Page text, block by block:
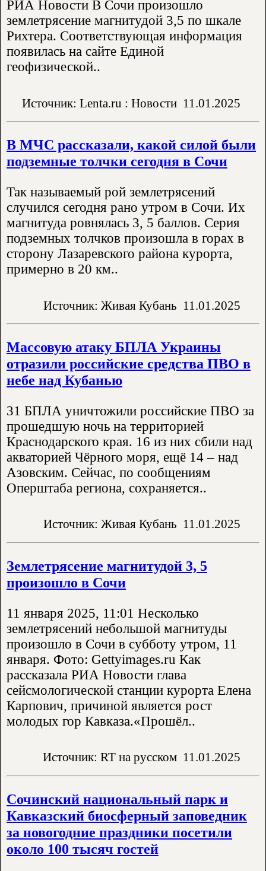
РИА Новости В Сочи произошло
землетрясение магнитудой 3,5 по шкале
Рихтера. Соответствующая информация
появилась на сайте Единой
геофизической..
Источник: Lenta.ru : Новости 11.01.2025
В МЧС рассказали, какой силой были
подземные толчки сегодня в Сочи
Так называемый рой землетрясений
случился сегодня рано утром в Сочи. Их
магнитуда ровнялась 3, 5 баллов. Серия
подземных толчков произошла в горах в
сторону Лазаревского района курорта,
примерно в 20 км..
Источник: Живая Кубань 11.01.2025
Массовую атаку БПЛА Украины
отразили российские средства ПВО в
небе над Кубанью
31 БПЛА уничтожили российские ПВО за
прошедшую ночь на территорией
Краснодарского края. 16 из них сбили над
акваторией Чёрного моря, ещё 14 – над
Азовским. Сейчас, по сообщениям
Оперштаба региона, сохраняется..
Источник: Живая Кубань 11.01.2025
Землетрясение магнитудой 3, 5
произошло в Сочи
11 января 2025, 11:01 Несколько
землетрясений небольшой магнитуды
произошло в Сочи в субботу утром, 11
января. Фото: Gettyimages.ru Как
рассказала РИА Новости глава
сейсмологической станции курорта Елена
Карпович, причиной является рост
молодых гор Кавказа.«Прошёл..
Источник: RT на русском 11.01.2025
Сочинский национальный парк и
Кавказский биосферный заповедник
за новогодние праздники посетили
около 100 тысяч гостей